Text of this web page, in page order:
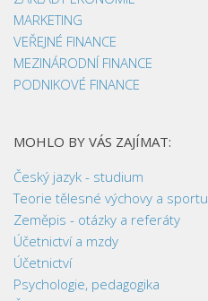
MARKETING
VEŘEJNÉ FINANCE
MEZINÁRODNÍ FINANCE
PODNIKOVÉ FINANCE
MOHLO BY VÁS ZAJÍMAT:
Český jazyk - studium
Teorie tělesné výchovy a sportu
Zeměpis - otázky a referáty
Účetnictví a mzdy
Účetnictví
Psychologie, pedagogika